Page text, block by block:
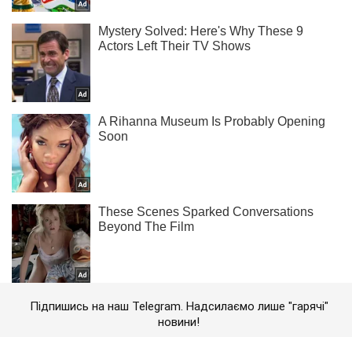
Підпишись на наш Telegram. Надсилаємо лише "гарячі"
новини!